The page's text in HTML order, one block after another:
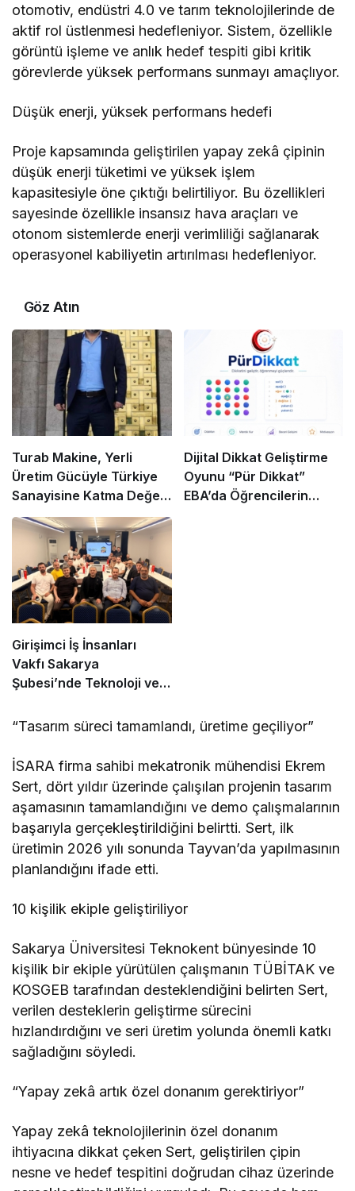
otomotiv, endüstri 4.0 ve tarım teknolojilerinde de
aktif rol üstlenmesi hedefleniyor. Sistem, özellikle
görüntü işleme ve anlık hedef tespiti gibi kritik
görevlerde yüksek performans sunmayı amaçlıyor.
Düşük enerji, yüksek performans hedefi
Proje kapsamında geliştirilen yapay zekâ çipinin
düşük enerji tüketimi ve yüksek işlem
kapasitesiyle öne çıktığı belirtiliyor. Bu özellikleri
sayesinde özellikle insansız hava araçları ve
otonom sistemlerde enerji verimliliği sağlanarak
operasyonel kabiliyetin artırılması hedefleniyor.
Göz Atın
Turab Makine, Yerli
Üretim Gücüyle Türkiye
Sanayisine Katma Değer
Sağlıyor
Dijital Dikkat Geliştirme
Oyunu “Pür Dikkat”
EBA’da Öğrencilerin
Girişimci İş İnsanları
Vakfı Sakarya
Şubesi’nde Teknoloji ve
Yatırıldı
“Tasarım süreci tamamlandı, üretime geçiliyor”
İSARA firma sahibi mekatronik mühendisi Ekrem
Sert, dört yıldır üzerinde çalışılan projenin tasarım
aşamasının tamamlandığını ve demo çalışmalarının
başarıyla gerçekleştirildiğini belirtti. Sert, ilk
üretimin 2026 yılı sonunda Tayvan’da yapılmasının
planlandığını ifade etti.
10 kişilik ekiple geliştiriliyor
Sakarya Üniversitesi Teknokent bünyesinde 10
kişilik bir ekiple yürütülen çalışmanın TÜBİTAK ve
KOSGEB tarafından desteklendiğini belirten Sert,
verilen desteklerin geliştirme sürecini
hızlandırdığını ve seri üretim yolunda önemli katkı
sağladığını söyledi.
“Yapay zekâ artık özel donanım gerektiriyor”
Yapay zekâ teknolojilerinin özel donanım
ihtiyacına dikkat çeken Sert, geliştirilen çipin
nesne ve hedef tespitini doğrudan cihaz üzerinde